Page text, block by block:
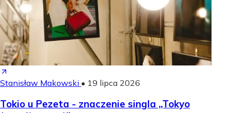
Stanisław Makowski • 19 lipca 2026
Tokio u Pezeta - znaczenie singla „Tokyo